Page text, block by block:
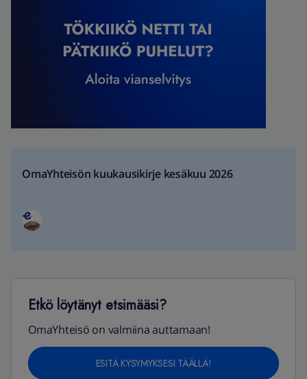
OmaYhteisön kuukausikirje kesäkuu 2026
Etkö löytänyt etsimääsi?
OmaYhteisö on valmiina auttamaan!
ESITÄ KYSYMYKSESI TÄÄLLÄ!